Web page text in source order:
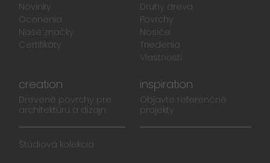
Novinky
Ocenenia
Naše značky
Certifikáty
Druhy dreva
Povrchy
Nosiče
Triedenia
Vlastnosti
creation
Drevené povrchy pre
architektúru a dizajn
Štúdiová kolekcia
inspiration
Objavte referenčné
projekty